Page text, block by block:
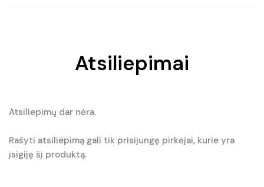
Atsiliepimai
Atsiliepimų dar nėra.
Rašyti atsiliepimą gali tik prisijungę pirkėjai, kurie yra
įsigiję šį produktą.